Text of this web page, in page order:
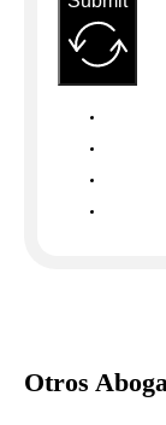
Otros